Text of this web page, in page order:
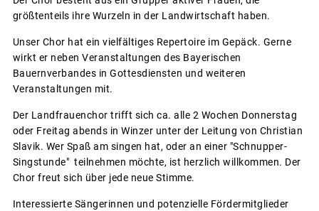
größtenteils ihre Wurzeln in der Landwirtschaft haben.
Unser Chor hat ein vielfältiges Repertoire im Gepäck. Gerne
wirkt er neben Veranstaltungen des Bayerischen
Bauernverbandes in Gottesdiensten und weiteren
Veranstaltungen mit.
Der Landfrauenchor trifft sich ca. alle 2 Wochen Donnerstag
oder Freitag abends in Winzer unter der Leitung von Christian
Slavik. Wer Spaß am singen hat, oder an einer "Schnupper-
Singstunde" teilnehmen möchte, ist herzlich willkommen. Der
Chor freut sich über jede neue Stimme.
Interessierte Sängerinnen und potenzielle Fördermitglieder